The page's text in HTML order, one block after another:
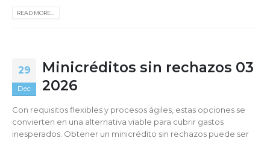
READ MORE...
29
Dec
Minicréditos sin rechazos 03
2026
Con requisitos flexibles y procesos ágiles, estas opciones se
convierten en una alternativa viable para cubrir gastos
inesperados. Obtener un minicrédito sin rechazos puede ser